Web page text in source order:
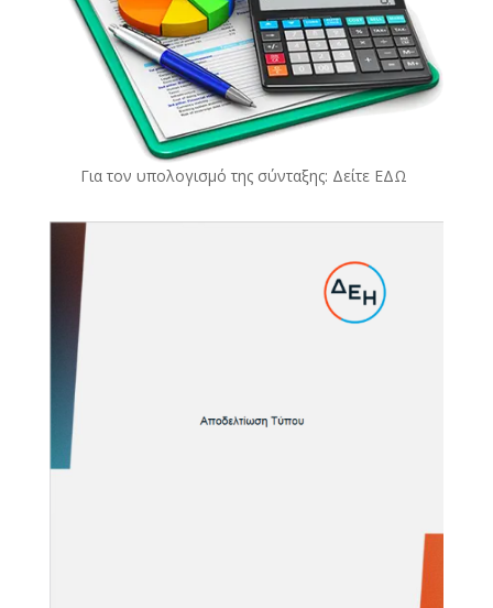
Για τον υπολογισμό της σύνταξης: Δείτε ΕΔΩ